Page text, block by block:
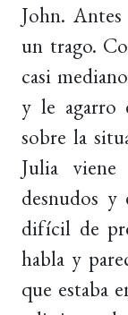
John.
un trago.
casi
y le agarro
sobre la
Julia
desnudos y
difícil de
habla y
que estaba